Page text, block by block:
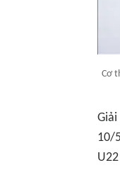
Cơ
10/